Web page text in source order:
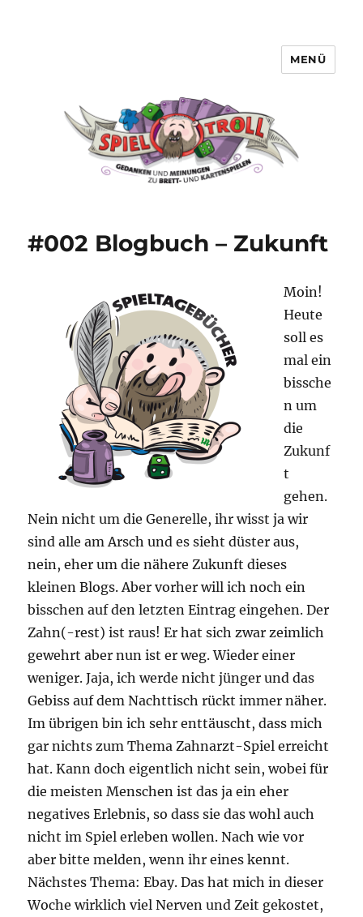
MENÜ
#002 Blogbuch – Zukunft
Moin!
Heute
soll es
mal ein
bissche
n um
die
Zukunf
t
gehen.
Nein nicht um die Generelle, ihr wisst ja wir
sind alle am Arsch und es sieht düster aus,
nein, eher um die nähere Zukunft dieses
kleinen Blogs. Aber vorher will ich noch ein
bisschen auf den letzten Eintrag eingehen. Der
Zahn(-rest) ist raus! Er hat sich zwar zeimlich
gewehrt aber nun ist er weg. Wieder einer
weniger. Jaja, ich werde nicht jünger und das
Gebiss auf dem Nachttisch rückt immer näher.
Im übrigen bin ich sehr enttäuscht, dass mich
gar nichts zum Thema Zahnarzt-Spiel erreicht
hat. Kann doch eigentlich nicht sein, wobei für
die meisten Menschen ist das ja ein eher
negatives Erlebnis, so dass sie das wohl auch
nicht im Spiel erleben wollen. Nach wie vor
aber bitte melden, wenn ihr eines kennt.
Nächstes Thema: Ebay. Das hat mich in dieser
Woche wirklich viel Nerven und Zeit gekostet,